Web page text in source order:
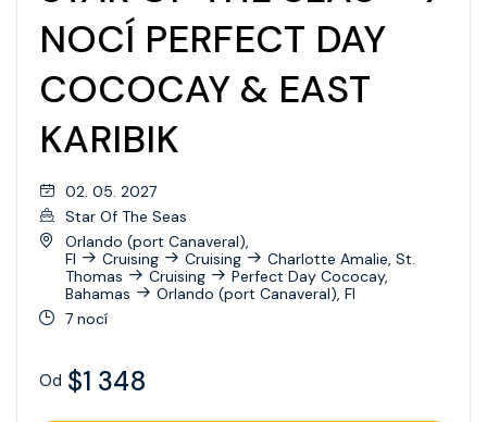
NOCÍ PERFECT DAY
COCOCAY & EAST
KARIBIK
02. 05. 2027
Star Of The Seas
Orlando (port Canaveral),
Fl
Cruising Cruising
Charlotte Amalie, St.
Thomas
Cruising
Perfect Day Cococay,
Bahamas
Orlando (port Canaveral), Fl
7 nocí
Od $1 348